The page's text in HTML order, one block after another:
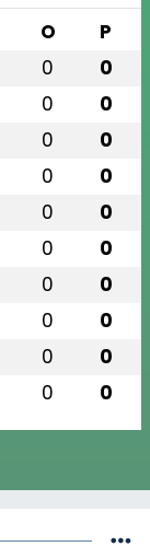
O P
0 0
0 0
0 0
0 0
0 0
0 0
0 0
0 0
0 0
0 0